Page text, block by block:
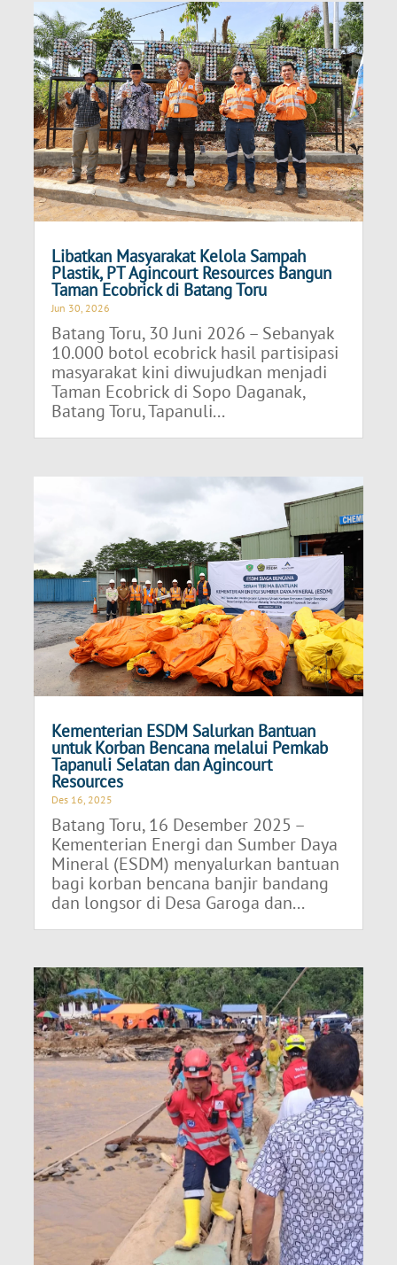
Libatkan Masyarakat Kelola Sampah
Plastik, PT Agincourt Resources Bangun
Taman Ecobrick di Batang Toru
Jun 30, 2026
Batang Toru, 30 Juni 2026 – Sebanyak
10.000 botol ecobrick hasil partisipasi
masyarakat kini diwujudkan menjadi
Taman Ecobrick di Sopo Daganak,
Batang Toru, Tapanuli...
Kementerian ESDM Salurkan Bantuan
untuk Korban Bencana melalui Pemkab
Tapanuli Selatan dan Agincourt
Resources
Des 16, 2025
Batang Toru, 16 Desember 2025 –
Kementerian Energi dan Sumber Daya
Mineral (ESDM) menyalurkan bantuan
bagi korban bencana banjir bandang
dan longsor di Desa Garoga dan...